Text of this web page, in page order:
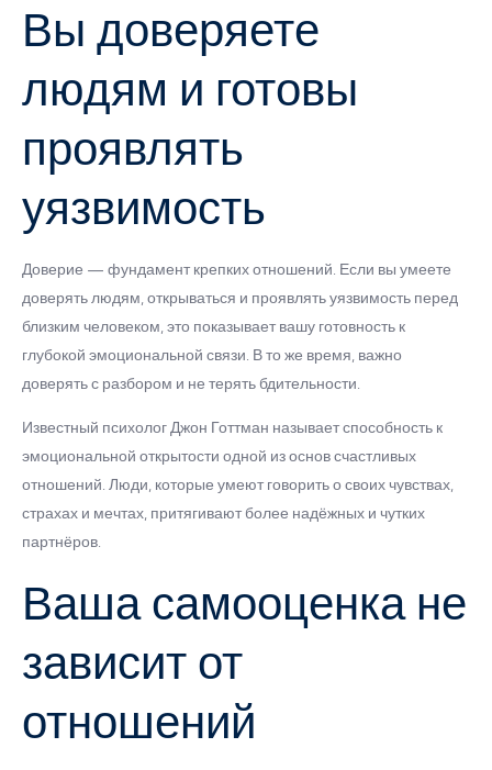
Вы доверяете
людям и готовы
проявлять
уязвимость
Доверие — фундамент крепких отношений. Если вы умеете
доверять людям, открываться и проявлять уязвимость перед
близким человеком, это показывает вашу готовность к
глубокой эмоциональной связи. В то же время, важно
доверять с разбором и не терять бдительности.
Известный психолог Джон Готтман называет способность к
эмоциональной открытости одной из основ счастливых
отношений. Люди, которые умеют говорить о своих чувствах,
страхах и мечтах, притягивают более надёжных и чутких
партнёров.
Ваша самооценка не
зависит от
отношений